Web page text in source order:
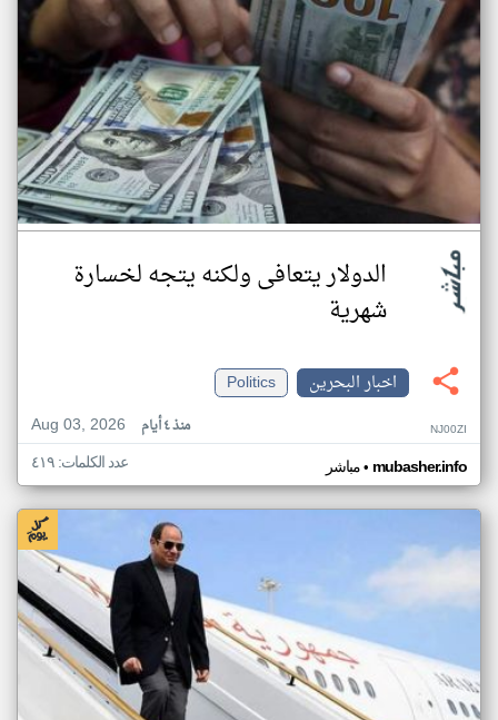
الدولار يتعافى ولكنه يتجه لخسارة
شهرية
اخبار البحرين
Politics
Aug 03, 2026
منذ ٤ أيام NJ00ZI
مباشر• mubasher.info عدد الكلمات: ٤١٩